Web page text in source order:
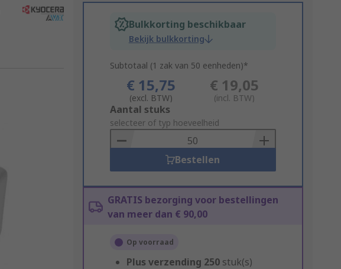
Bulkkorting beschikbaar
Bekijk bulkkorting
Subtotaal (1 zak van 50 eenheden)*
€ 15,75
(excl. BTW)
€ 19,05
(incl. BTW)
Add
to
Basket
Aantal stuks
selecteer of typ hoeveelheid
Bestellen
GRATIS bezorging voor bestellingen
van meer dan € 90,00
Op voorraad
Plus verzending 250 stuk(s)